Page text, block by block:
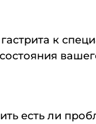
к
есть ли